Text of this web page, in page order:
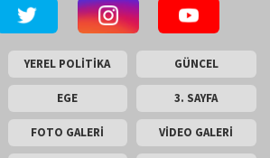
YEREL POLİTİKA GÜNCEL
EGE 3. SAYFA
FOTO GALERİ VİDEO GALERİ